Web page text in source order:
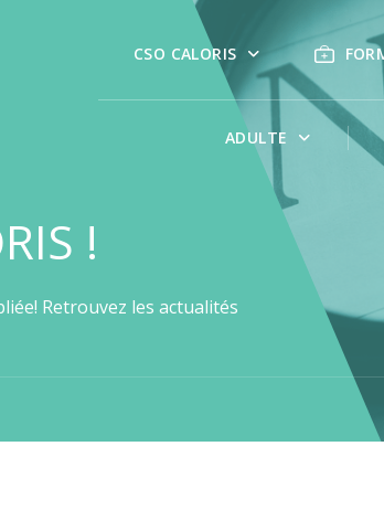
CSO CALORIS
ADULTE
!
Retrouvez les actualités